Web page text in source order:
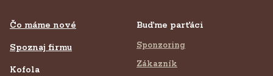
Čo máme nové
Spoznaj firmu
Kofola
Buďme parťáci
Sponzoring
Zákazník